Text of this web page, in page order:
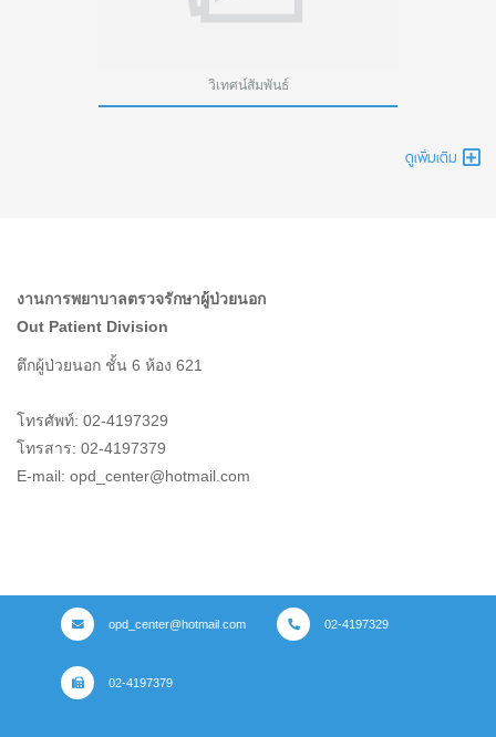
วิเทศน์สัมพันธ์
ดูเพิ่มเติม
งานการพยาบาลตรวจรักษาผู้ป่วยนอก
Out Patient Division
ตึกผู้ป่วยนอก ชั้น 6 ห้อง 621
โทรศัพท์: 02-4197329
โทรสาร: 02-4197379
E-mail: opd_center@hotmail.com
opd_center@hotmail.com 02-4197329
02-4197379